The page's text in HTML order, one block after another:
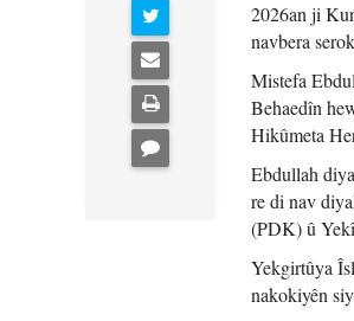
2026an ji
navbera
Mistefa
Behaedîn
Hikûmeta
Ebdullah
re di nav
(PDK) û
Yekgirtûya
nakokiyên